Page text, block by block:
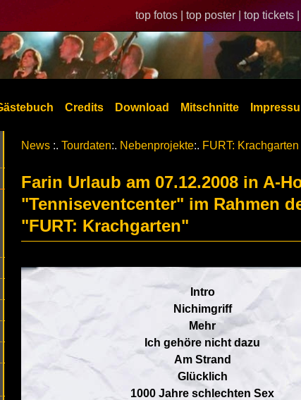
top fotos | top poster | top tickets |
Credits Download Mitschnitte
News :. Tourdaten:. Nebenprojekte:. FURT: Krachgarten
Farin Urlaub am 07.12.2008 in A-
"Tenniseventcenter" im Rahmen
"FURT: Krachgarten"
Intro
Nichimgriff
Mehr
Ich gehöre nicht dazu
Am Strand
Glücklich
1000 Jahre schlechten Sex